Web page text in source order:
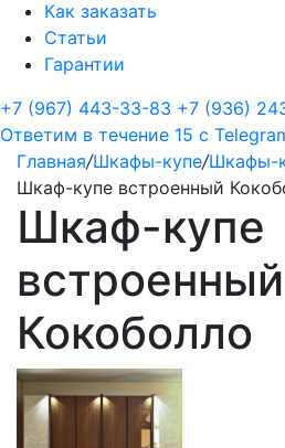
Как заказать
Статьи
Гарантии
+7 (967) 443-33-83 +7 (936)
Ответим в течение 15 с
Главная/Шкафы-купе/Шкафы-
Шкаф-купе встроенный
Шкаф-купе
встроенный
Кокоболло